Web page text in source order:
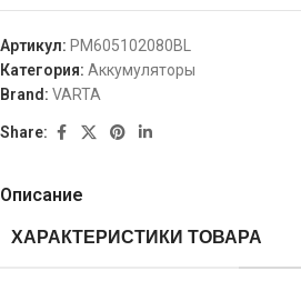
Артикул: PM605102080BL
Категория: Аккумуляторы
Brand: VARTA
Share:
Описание
ХАРАКТЕРИСТИКИ ТОВАРА